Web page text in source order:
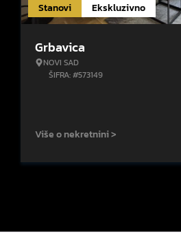
Stanovi Ekskluzivno
Grbavica
NOVI SAD
ŠIFRA: #573149
Više o nekretnini >